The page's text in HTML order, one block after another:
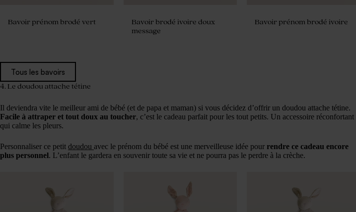
Bavoir prénom brodé vert
Bavoir brodé ivoire doux
message
Bavoir prénom brodé ivoire
Tous les bavoirs
4. Le doudou attache tétine
Il deviendra vite le meilleur ami de bébé (et de papa et maman) si vous décidez d’offrir un doudou attache tétine.
Facile à attraper et tout doux au toucher, c’est le cadeau parfait pour les tout petits. Un accessoire réconfortant
qui calme les pleurs.
Personnaliser ce petit doudou avec le prénom du bébé est une merveilleuse idée pour rendre ce cadeau encore
plus personnel. L’enfant le gardera en souvenir toute sa vie et ne pourra pas le perdre à la crèche.